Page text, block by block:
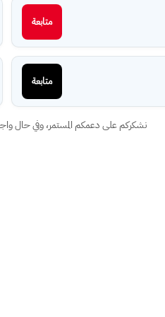
متابعة
متابعة
نشكركم على دعمكم المستمر، وفي حال